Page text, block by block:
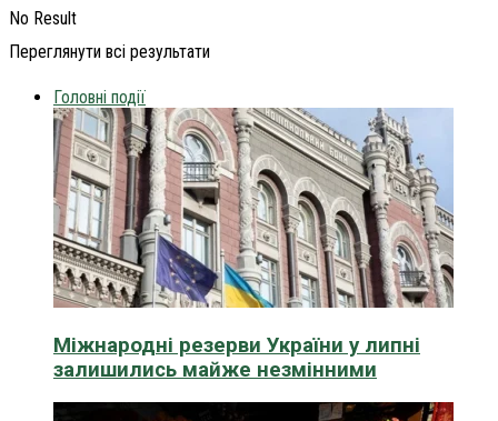
No Result
Переглянути всі результати
Головні події
Міжнародні резерви України у липні
залишились майже незмінними